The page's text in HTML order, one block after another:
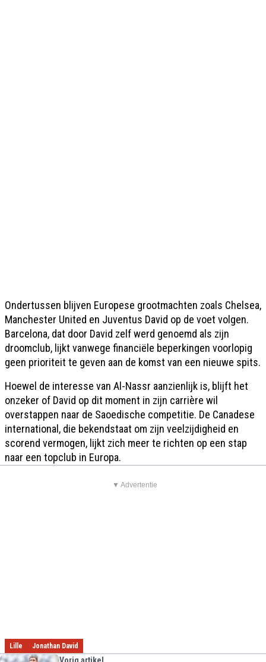
Ondertussen blijven Europese grootmachten zoals Chelsea,
Manchester United en Juventus David op de voet volgen.
Barcelona, dat door David zelf werd genoemd als zijn
droomclub, lijkt vanwege financiële beperkingen voorlopig
geen prioriteit te geven aan de komst van een nieuwe spits.
Hoewel de interesse van Al-Nassr aanzienlijk is, blijft het
onzeker of David op dit moment in zijn carrière wil
overstappen naar de Saoedische competitie. De Canadese
international, die bekendstaat om zijn veelzijdigheid en
scorend vermogen, lijkt zich meer te richten op een stap
naar een topclub in Europa.
▼ Advertentie
Lille Jonathan David